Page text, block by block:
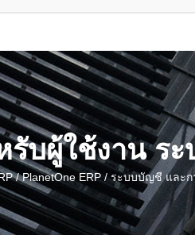
บผู้ใช้งาน ร
/ PlanetOne ERP / ระบบบัญชี และ